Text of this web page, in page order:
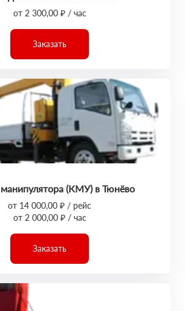
от 2 300,00 ₽ / час
Заказать
(КМУ) в Тюнёво
от 14 000,00 ₽ / рейс
от 2 000,00 ₽ / час
Заказать